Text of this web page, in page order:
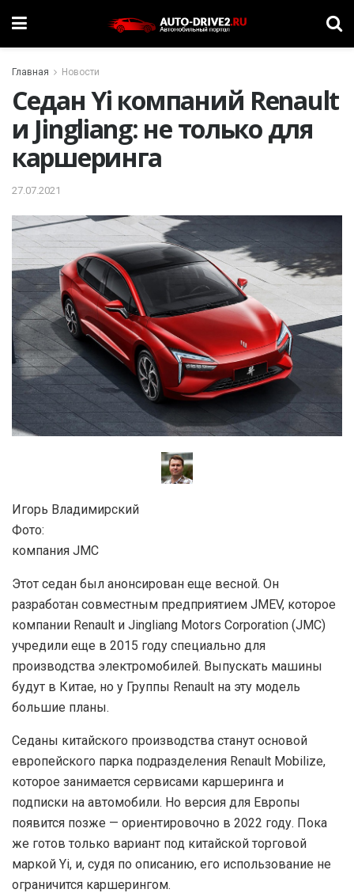
Главная Новости
Седан Yi компаний Renault
и Jingliang: не только для
каршеринга
27.07.2021
Игорь Владимирский
Фото:
компания JMC
Этот седан был анонсирован еще весной. Он
разработан совместным предприятием JMEV, которое
компании Renault и Jingliang Motors Corporation (JMC)
учредили еще в 2015 году специально для
производства электромобилей. Выпускать машины
будут в Китае, но у Группы Renault на эту модель
большие планы.
Седаны китайского производства станут основой
европейского парка подразделения Renault Mobilize,
которое занимается сервисами каршеринга и
подписки на автомобили. Но версия для Европы
появится позже — ориентировочно в 2022 году. Пока
же готов только вариант под китайской торговой
маркой Yi, и, судя по описанию, его использование не
ограничится каршерингом.